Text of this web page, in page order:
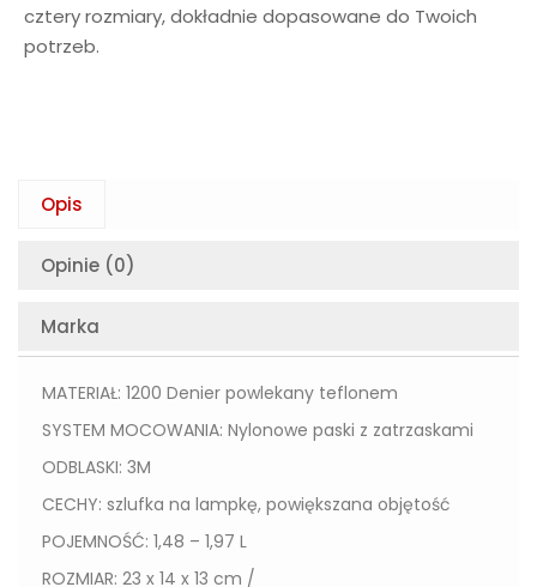
cztery rozmiary, dokładnie dopasowane do Twoich
potrzeb.
Opis
Opinie (0)
Marka
MATERIAŁ: 1200 Denier powlekany teflonem
SYSTEM MOCOWANIA: Nylonowe paski z zatrzaskami
ODBLASKI: 3M
CECHY: szlufka na lampkę, powiększana objętość
POJEMNOŚĆ: 1,48 – 1,97 L
ROZMIAR: 23 x 14 x 13 cm /